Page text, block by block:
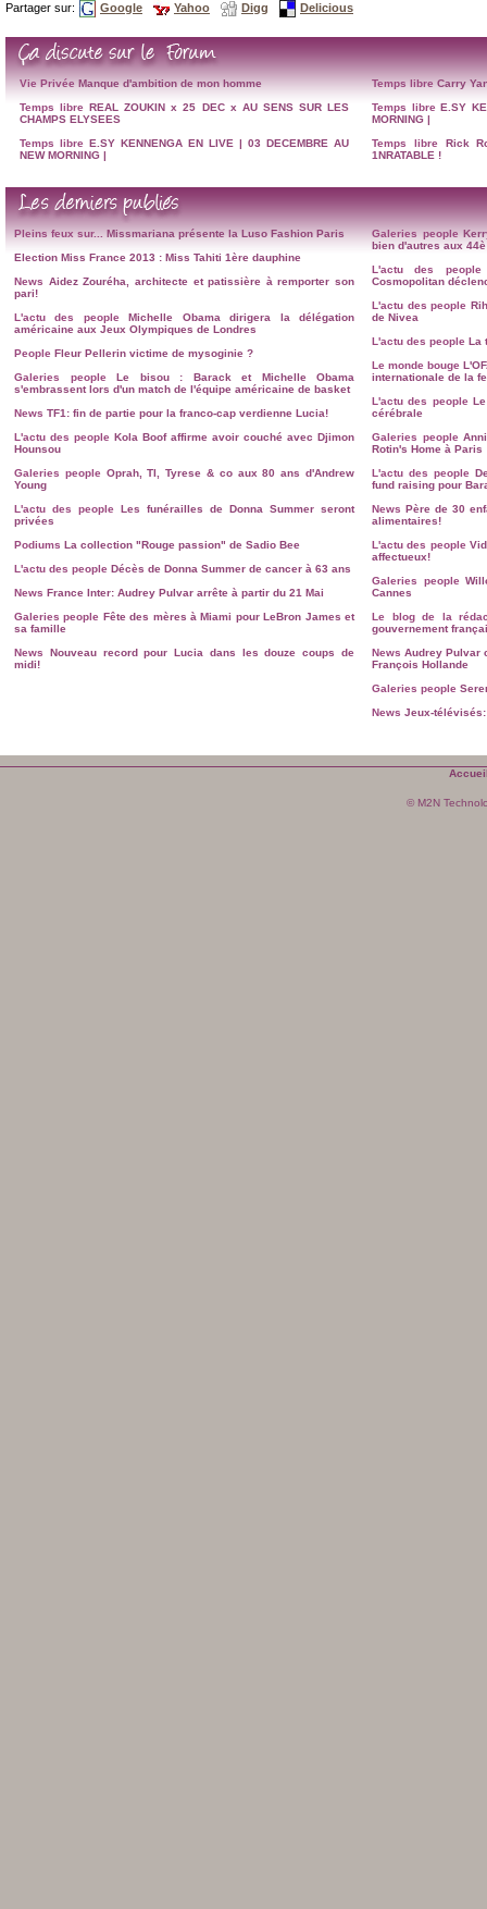
Partager sur: Google Yahoo Digg Delicious
Vie Privée Manque d'ambition de mon homme
Temps libre REAL ZOUKIN x 25 DEC x AU SENS SUR LES
CHAMPS ELYSEES
Temps libre E.SY KENNENGA EN LIVE | 03 DECEMBRE AU
NEW MORNING |
Temps libre Carry
Temps libre E.SY
MORNING |
Temps libre
Rick
1NRATABLE !
Pleins feux sur...
Missmariana présente la Luso Fashion Paris
Election Miss France 2013 : Miss Tahiti 1ère dauphine
News Aidez Zouréha, architecte et patissière à remporter son
pari!
L'actu des people
Michelle Obama dirigera la délégation
américaine aux Jeux Olympiques de Londres
People Fleur Pellerin victime de mysoginie ?
Galeries people
Le bisou : Barack et Michelle Obama
s'embrassent lors d'un match de l'équipe américaine de basket
News TF1: fin de partie pour la franco-cap verdienne Lucia!
L'actu des people Kola Boof affirme avoir couché avec Djimon
Hounsou
Galeries people Oprah, TI, Tyrese & co aux 80 ans d'Andrew
Young
L'actu des people Les funérailles de Donna Summer seront
privées
Podiums La collection "Rouge passion" de Sadio Bee
L'actu des people Décès de Donna Summer de cancer à 63 ans
News France Inter: Audrey Pulvar arrête à partir du 21 Mai
Galeries people Fête des mères à Miami pour LeBron James et
sa famille
News
Nouveau record pour Lucia dans les douze coups de
midi!
Galeries people
bien d'autres aux
L'actu des people
Cosmopolitan
L'actu des people
de Nivea
L'actu des people La
Le monde bouge
internationale de la
L'actu des people
cérébrale
Galeries people
Rotin's Home à Paris
L'actu des people
fund raising pour
News Père de 30
alimentaires!
L'actu des people
affectueux!
Galeries people
Cannes
Le blog de la
gouvernement
News Audrey Pulvar
François Hollande
Galeries people
News Jeux-
© M2N